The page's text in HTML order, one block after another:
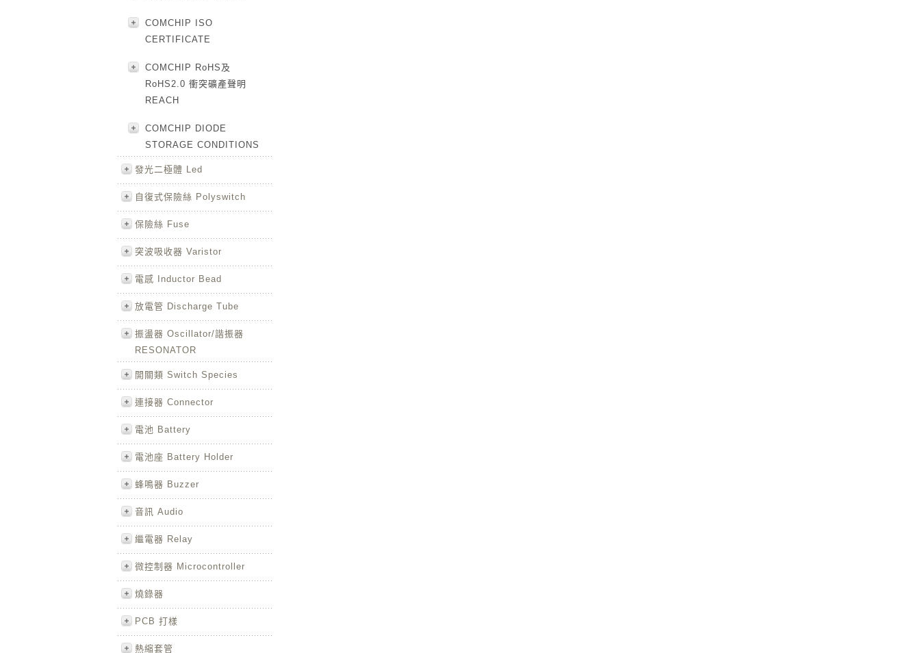
COMCHIP ISO
CERTIFICATE
COMCHIP RoHS及
RoHS2.0 衝突礦產聲明
REACH
COMCHIP DIODE
STORAGE CONDITIONS
發光二極體 Led
自復式保險絲 Polyswitch
保險絲 Fuse
突波吸收器 Varistor
電感 Inductor Bead
放電管 Discharge Tube
振盪器 Oscillator/諧振器
RESONATOR
開關類 Switch Species
連接器 Connector
電池 Battery
電池座 Battery Holder
蜂鳴器 Buzzer
音訊 Audio
繼電器 Relay
微控制器 Microcontroller
燒錄器
PCB 打樣
熱縮套管